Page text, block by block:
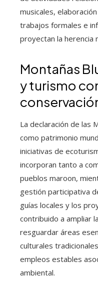
musicales,
trabajos formales e
proyectan la herencia
Montañas
y turismo
La declaración de las
como patrimonio
iniciativas de
incorporan tanto a
pueblos maroon,
gestión participativa
guías locales y los
contribuido a ampliar
resguardar áreas
culturales
empleos estables
ambiental.